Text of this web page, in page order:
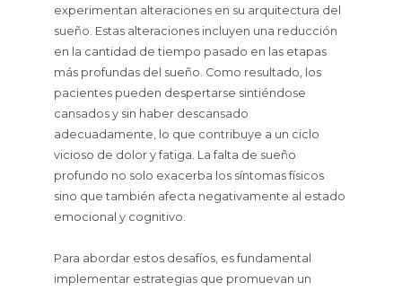
experimentan alteraciones en su arquitectura del
sueño. Estas alteraciones incluyen una reducción
en la cantidad de tiempo pasado en las etapas
más profundas del sueño. Como resultado, los
pacientes pueden despertarse sintiéndose
cansados y sin haber descansado
adecuadamente, lo que contribuye a un ciclo
vicioso de dolor y fatiga. La falta de sueño
profundo no solo exacerba los síntomas físicos
sino que también afecta negativamente al estado
emocional y cognitivo.
Para abordar estos desafíos, es fundamental
implementar estrategias que promuevan un